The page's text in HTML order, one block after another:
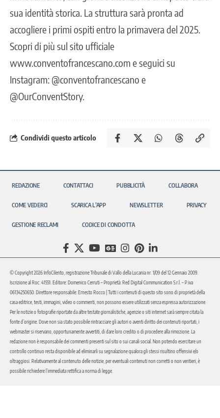
sua identità storica. La struttura sarà pronta ad
accogliere i primi ospiti entro la primavera del 2025.
Scopri di più sul sito ufficiale
www.conventofrancescano.com e seguici su
Instagram: @conventofrancescano e
@OurConventStory.
Condividi questo articolo
REDAZIONE CONTATTACI PUBBLICITÀ COLLABORA
COME VEDERCI SCARICA L’APP NEWSLETTER PRIVACY
GESTIONE RECLAMI CODICE DI CONDOTTA
© Copyright 2026 InfoCilento, registrazione Tribunale di Vallo della Lucania nr. 1/09 del 12 Gennaio 2009.
Iscrizione al Roc: 41551. Editore: Domenico Cerruti – Proprietà: Red Digital Communication S.r.l. – P.iva
06134250650. Direttore responsabile: Ernesto Rocco | Tutti i contenuti di questo sito sono di proprietà della
casa editrice, testi, immagini, video o commenti, non possono essere utilizzati senza espressa autorizzazione.
Per le notizie o fotografie riportate da altre testate giornalistiche, agenzie o siti internet sarà sempre citata la
fonte d’origine. Dove non sia stato possibile rintracciare gli autori o aventi diritto dei contenuti riportati, i
webmaster si riservano, opportunamente avvertiti, di dare loro credito o di procedere alla rimozione. La
redazione non è responsabile dei commenti presenti sul sito o sui canali social. Non potendo esercitare un
controllo continuo resta disponibile ad eliminarli su segnalazione qualora gli stessi risultino offensivi e/o
oltraggiosi. Relativamente al contenuto delle notizie, per eventuali contenuti non corretti o non veritieri, è
possibile richiedere l’immediata rettifica a norma di legge.